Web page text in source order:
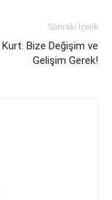
Sonraki İçerik
Bize Değişim ve
Gelişim Gerek!